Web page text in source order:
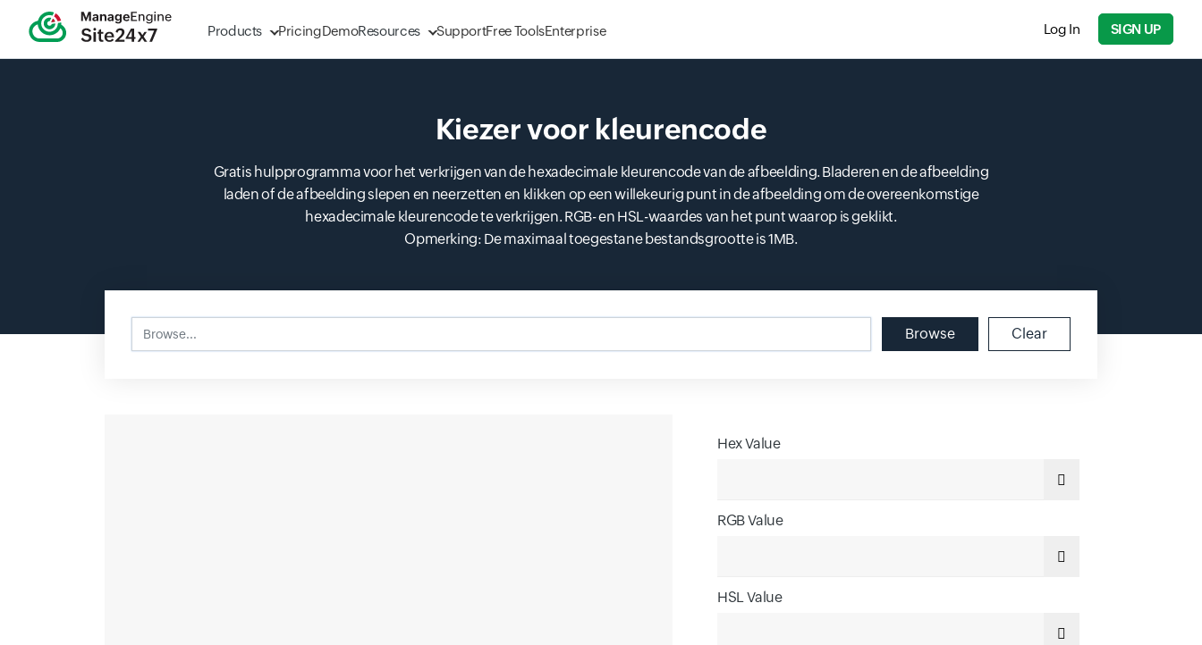
Products PricingDemoResources SupportFree ToolsEnterprise Log In SIGN UP
Kiezer voor kleurencode
Gratis hulpprogramma voor het verkrijgen van de hexadecimale kleurencode van de afbeelding. Bladeren en de afbeelding
laden of de afbeelding slepen en neerzetten en klikken op een willekeurig punt in de afbeelding om de overeenkomstige
hexadecimale kleurencode te verkrijgen. RGB- en HSL-waardes van het punt waarop is geklikt.
Opmerking: De maximaal toegestane bestandsgrootte is 1MB.
Browse...
Browse Clear
Hex Value
RGB Value
HSL Value